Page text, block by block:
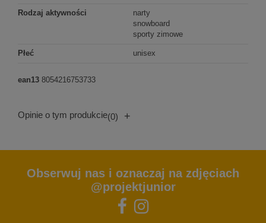
Rodzaj aktywności
narty
snowboard
sporty zimowe
Płeć unisex
ean13 8054216753733
Opinie o tym produkcie(0) +
Obserwuj nas i oznaczaj na zdjęciach
@projektjunior